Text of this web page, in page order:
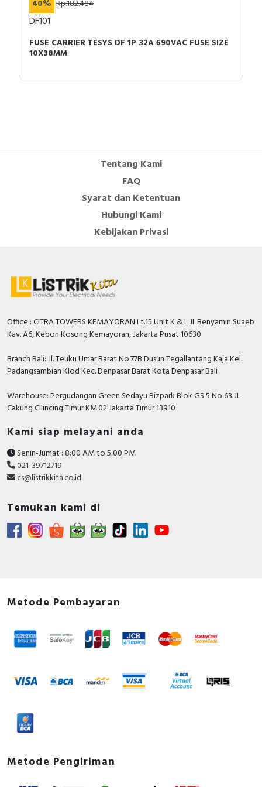
40% Rp.182.484
DF101
FUSE CARRIER TESYS DF 1P 32A 690VAC FUSE SIZE
10X38MM
Tentang Kami
FAQ
Syarat dan Ketentuan
Hubungi Kami
Kebijakan Privasi
Office : CITRA TOWERS KEMAYORAN Lt.15 Unit K & L Jl. Benyamin Suaeb
Kav. A6, Kebon Kosong Kemayoran, Jakarta Pusat 10630
Branch Bali: Jl. Teuku Umar Barat No.77B Dusun Tegallantang Kaja Kel.
Padangsambian Klod Kec. Denpasar Barat Kota Denpasar Bali
Warehouse: Pergudangan Green Sedayu Bizpark Blok GS 5 No 63 JL
Cakung CIlincing Timur KM.02 Jakarta Timur 13910
Kami siap melayani anda
Senin-Jumat : 8:00 AM to 5:00 PM
021-39712719
cs@listrikkita.co.id
Temukan kami di
Metode Pembayaran
Metode Pengiriman